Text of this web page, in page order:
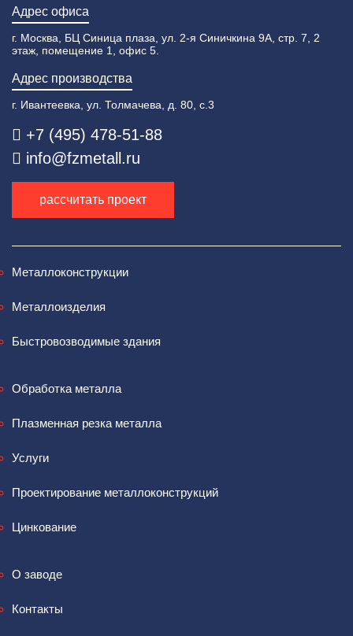
Адрес офиса
г. Москва, БЦ Синица плаза, ул. 2-я Синичкина 9А, стр. 7, 2
этаж, помещение 1, офис 5.
Адрес производства
г. Ивантеевка, ул. Толмачева, д. 80, с.3
+7 (495) 478-51-88
info@fzmetall.ru
рассчитать проект
Металлоконструкции
Металлоизделия
Быстровозводимые здания
Обработка металла
Плазменная резка металла
Услуги
Проектирование металлоконструкций
Цинкование
О заводе
Контакты